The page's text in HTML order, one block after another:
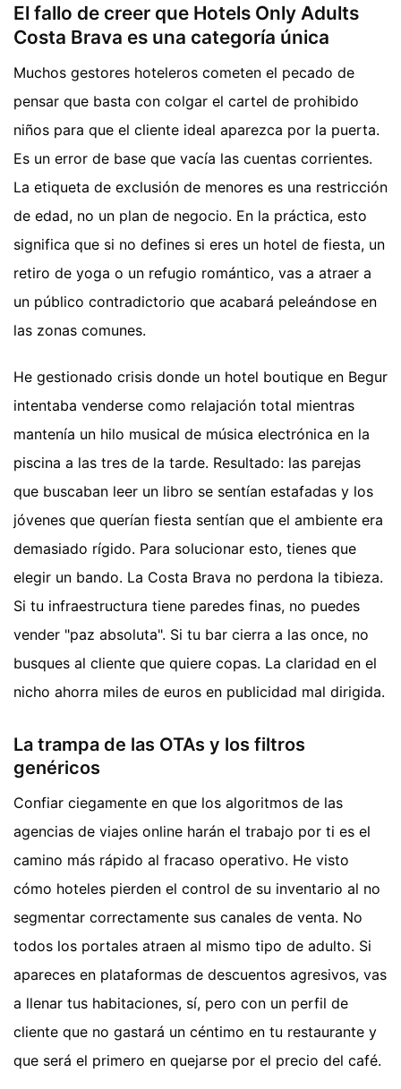
El fallo de creer que Hotels Only Adults
Costa Brava es una categoría única
Muchos gestores hoteleros cometen el pecado de
pensar que basta con colgar el cartel de prohibido
niños para que el cliente ideal aparezca por la puerta.
Es un error de base que vacía las cuentas corrientes.
La etiqueta de exclusión de menores es una restricción
de edad, no un plan de negocio. En la práctica, esto
significa que si no defines si eres un hotel de fiesta, un
retiro de yoga o un refugio romántico, vas a atraer a
un público contradictorio que acabará peleándose en
las zonas comunes.
He gestionado crisis donde un hotel boutique en Begur
intentaba venderse como relajación total mientras
mantenía un hilo musical de música electrónica en la
piscina a las tres de la tarde. Resultado: las parejas
que buscaban leer un libro se sentían estafadas y los
jóvenes que querían fiesta sentían que el ambiente era
demasiado rígido. Para solucionar esto, tienes que
elegir un bando. La Costa Brava no perdona la tibieza.
Si tu infraestructura tiene paredes finas, no puedes
vender "paz absoluta". Si tu bar cierra a las once, no
busques al cliente que quiere copas. La claridad en el
nicho ahorra miles de euros en publicidad mal dirigida.
La trampa de las OTAs y los filtros
genéricos
Confiar ciegamente en que los algoritmos de las
agencias de viajes online harán el trabajo por ti es el
camino más rápido al fracaso operativo. He visto
cómo hoteles pierden el control de su inventario al no
segmentar correctamente sus canales de venta. No
todos los portales atraen al mismo tipo de adulto. Si
apareces en plataformas de descuentos agresivos, vas
a llenar tus habitaciones, sí, pero con un perfil de
cliente que no gastará un céntimo en tu restaurante y
que será el primero en quejarse por el precio del café.